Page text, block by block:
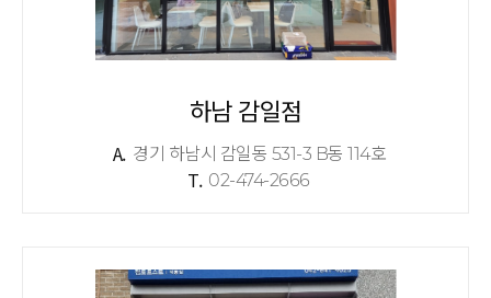
하남 감일점
A. 경기 하남시 감일동 531-3 B동 114호
T. 02-474-2666